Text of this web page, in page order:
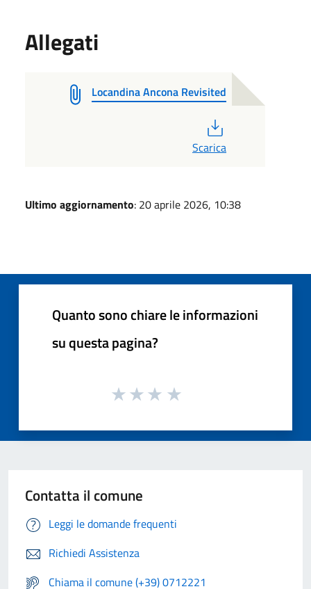
Allegati
Locandina Ancona Revisited
Scarica
Ultimo aggiornamento: 20 aprile 2026, 10:38
Quanto sono chiare le informazioni
su questa pagina?
Contatta il comune
Leggi le domande frequenti
Richiedi Assistenza
Chiama il comune (+39) 0712221